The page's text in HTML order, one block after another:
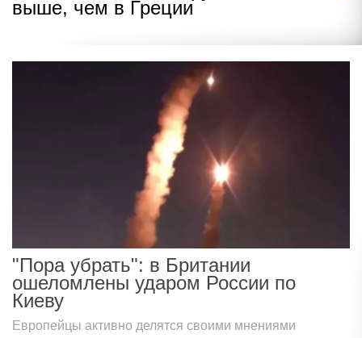
выше, чем в Греции
"Пора убрать": в Британии
ошеломлены ударом России по
Киеву
Европейцы активно делятся своими мнениями